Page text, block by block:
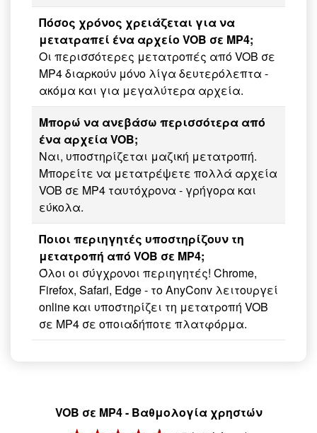
Πόσος χρόνος χρειάζεται για να
μετατραπεί ένα αρχείο VOB σε MP4;
Οι περισσότερες μετατροπές από VOB σε
MP4 διαρκούν μόνο λίγα δευτερόλεπτα -
ακόμα και για μεγαλύτερα αρχεία.
Μπορώ να ανεβάσω περισσότερα από
ένα αρχεία VOB;
Ναι, υποστηρίζεται μαζική μετατροπή.
Μπορείτε να μετατρέψετε πολλά αρχεία
VOB σε MP4 ταυτόχρονα - γρήγορα και
εύκολα.
Ποιοι περιηγητές υποστηρίζουν τη
μετατροπή από VOB σε MP4;
Όλοι οι σύγχρονοι περιηγητές! Chrome,
Firefox, Safari, Edge - το AnyConv λειτουργεί
online και υποστηρίζει τη μετατροπή VOB
σε MP4 σε οποιαδήποτε πλατφόρμα.
VOB σε MP4 - Βαθμολογία χρηστών